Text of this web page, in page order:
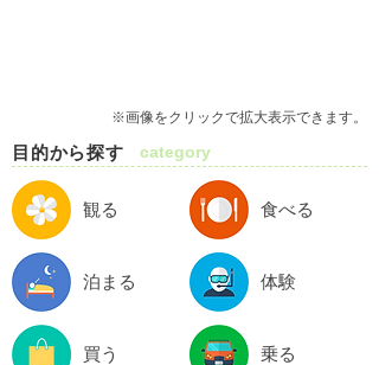
※画像をクリックで拡大表示できます。
目的から探す category
観る 食べる
泊まる 体験
買う 乗る